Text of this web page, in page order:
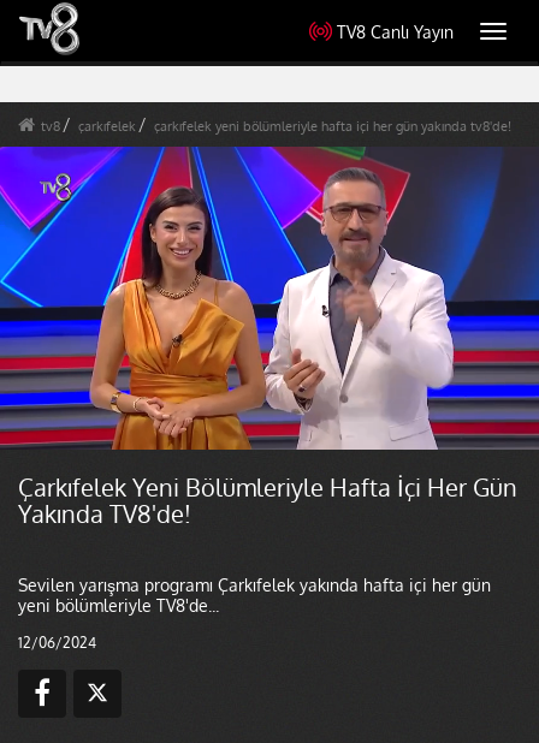
TV8 Canlı Yayın
tv8 çarkıfelek çarkıfelek yeni bölümleriyle hafta içi her gün yakında tv8'de!
Çarkıfelek Yeni Bölümleriyle Hafta İçi Her Gün
Yakında TV8'de!
Sevilen yarışma programı Çarkıfelek yakında hafta içi her gün
yeni bölümleriyle TV8'de...
12/06/2024